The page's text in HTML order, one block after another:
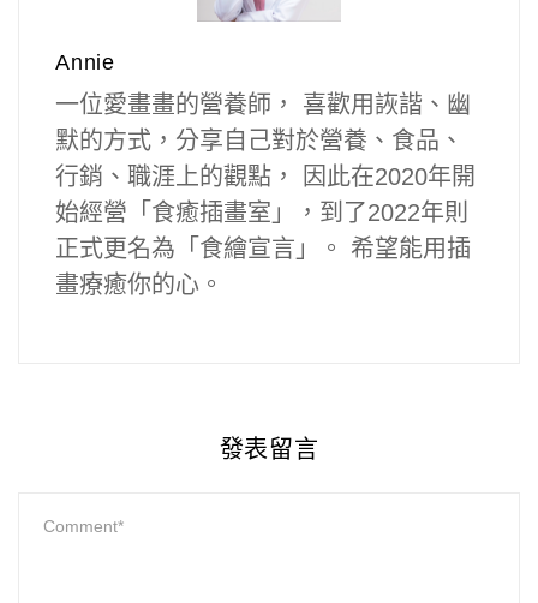
Annie
一位愛畫畫的營養師， 喜歡用詼諧、幽
默的方式，分享自己對於營養、食品、
行銷、職涯上的觀點， 因此在2020年開
始經營「食癒插畫室」，到了2022年則
正式更名為「食繪宣言」。 希望能用插
畫療癒你的心。
發表留言